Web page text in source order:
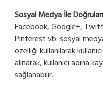
Sosyal Medya İle
Facebook, Google+,
Pinterest vb. sosyal
özelliği kullanılarak
alınarak, kullanıcı adına
sağlanabilir.